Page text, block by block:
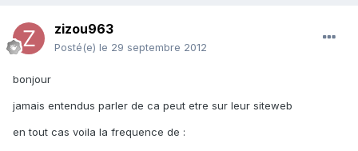
zizou963
Posté(e) le 29 septembre 2012
bonjour
jamais entendus parler de ca peut etre sur leur siteweb
en tout cas voila la frequence de :